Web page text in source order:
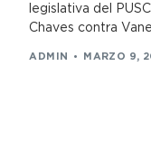
legislativa del
Chaves contra
ADMIN MARZO 9,